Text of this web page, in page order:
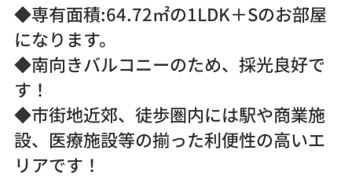
◆専有面積:64.72㎡の1LDK＋Sのお部屋
になります。
◆南向きバルコニーのため、採光良好で
す！
◆市街地近郊、徒歩圏内には駅や商業施
設、医療施設等の揃った利便性の高いエ
リアです！